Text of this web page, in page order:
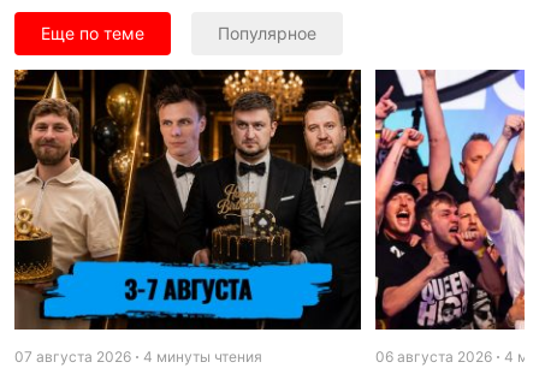
Еще по теме Популярное
07 августа 2026 4 минуты чтения 06 августа 2026 4